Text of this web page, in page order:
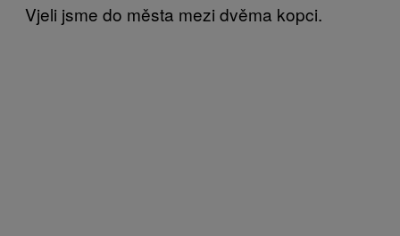
Vjeli jsme do města mezi dvěma kopci.